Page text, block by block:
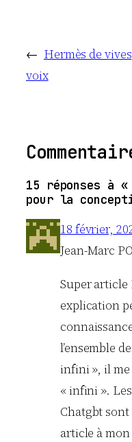
← Hermès de vives
voix
15 réponses à «
pour la
18 février,
Jean-Marc
Super article
explication
l’ensemble
infini », il me
« infini ».
Chatgbt sont
article à